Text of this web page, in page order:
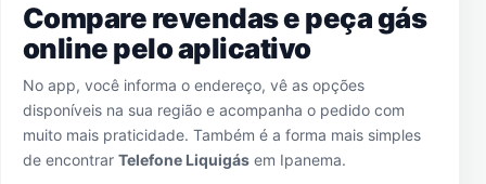
Compare revendas e peça gás
online pelo aplicativo
No app, você informa o endereço, vê as opções
disponíveis na sua região e acompanha o pedido com
muito mais praticidade. Também é a forma mais simples
de encontrar Telefone Liquigás em Ipanema.